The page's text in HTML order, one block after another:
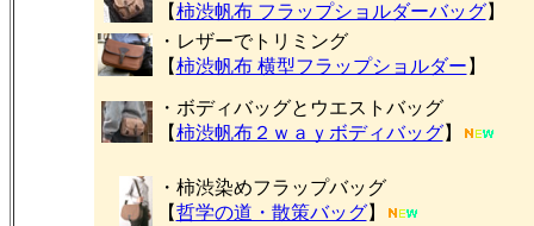
【柿渋帆布 フラップショルダーバッグ】
・レザーでトリミング
【柿渋帆布 横型フラップショルダー 】
・ボディバッグとウエストバッグ
【柿渋帆布２ｗａｙボディバッグ】
・柿渋染めフラップバッグ
【哲学の道・散策バッグ】